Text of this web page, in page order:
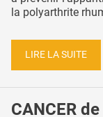
la polyarthrite
LIRE LA SUITE
CANCER